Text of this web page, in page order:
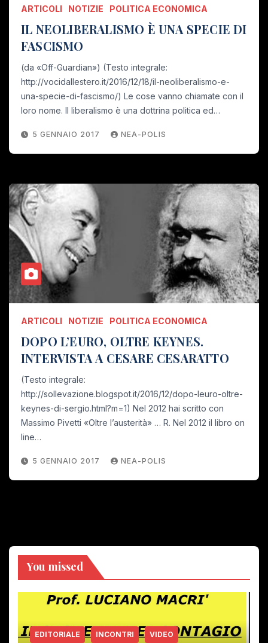
ARTICOLI NOTIZIE POLITICA ECONOMICA
IL NEOLIBERALISMO È UNA SPECIE DI
FASCISMO
(da «Off-Guardian») (Testo integrale:
http://vocidallestero.it/2016/12/18/il-neoliberalismo-e-
una-specie-di-fascismo/) Le cose vanno chiamate con il
loro nome. Il liberalismo è una dottrina politica ed…
5 GENNAIO 2017 NEA-POLIS
ARTICOLI NOTIZIE POLITICA ECONOMICA
DOPO L’EURO, OLTRE KEYNES.
INTERVISTA A CESARE CESARATTO
(Testo integrale:
http://sollevazione.blogspot.it/2016/12/dopo-leuro-oltre-
keynes-di-sergio.html?m=1) Nel 2012 hai scritto con
Massimo Pivetti «Oltre l’austerità» … R. Nel 2012 il libro on
line…
5 GENNAIO 2017 NEA-POLIS
You missed
EDITORIALE INCONTRI VIDEO